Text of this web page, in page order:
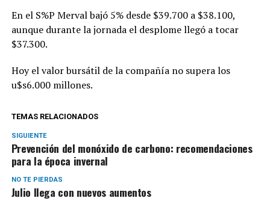
En el S%P Merval bajó 5% desde $39.700 a $38.100,
aunque durante la jornada el desplome llegó a tocar
$37.300.
Hoy el valor bursátil de la compañía no supera los
u$s6.000 millones.
TEMAS RELACIONADOS
SIGUIENTE
Prevención del monóxido de carbono: recomendaciones
para la época invernal
NO TE PIERDAS
Julio llega con nuevos aumentos